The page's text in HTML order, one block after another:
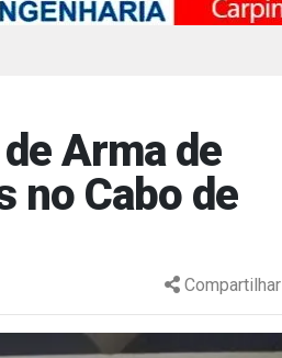
Arma de
no Cabo de
Compartilhar